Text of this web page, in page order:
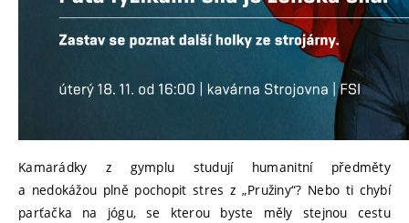
Kamarádky z gymplu studují humanitní předměty
a nedokážou plně pochopit stres z „Pružiny“? Nebo ti chybí
parťačka na jógu, se kterou byste měly stejnou cestu